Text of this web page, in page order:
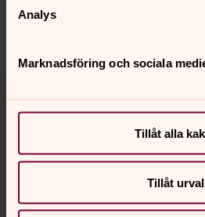
Analys
Marknadsföring och sociala
Tillåt alla
Tillåt urval
Kontakt